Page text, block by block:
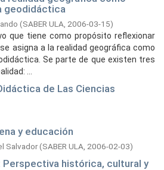
geodidáctica
(SABER ULA, 2006-03-15)
que tiene como propósito reflexionar
asigna a la realidad geográfica como
Se parte de que existen tres
...
de Las Ciencias
y educación
Salvador(SABER ULA, 2006-02-03)
Perspectiva histórica, cultural y